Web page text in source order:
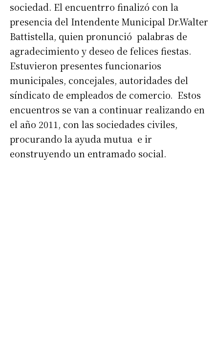
sociedad. El encuentrro finalizó con la
presencia del Intendente Municipal Dr.Walter
Battistella, quien pronunció palabras de
agradecimiento y deseo de felices fiestas.
Estuvieron presentes funcionarios
municipales, concejales, autoridades del
síndicato de empleados de comercio. Estos
encuentros se van a continuar realizando en
el año 2011, con las sociedades civiles,
procurando la ayuda mutua e ir
eonstruyendo un entramado social.